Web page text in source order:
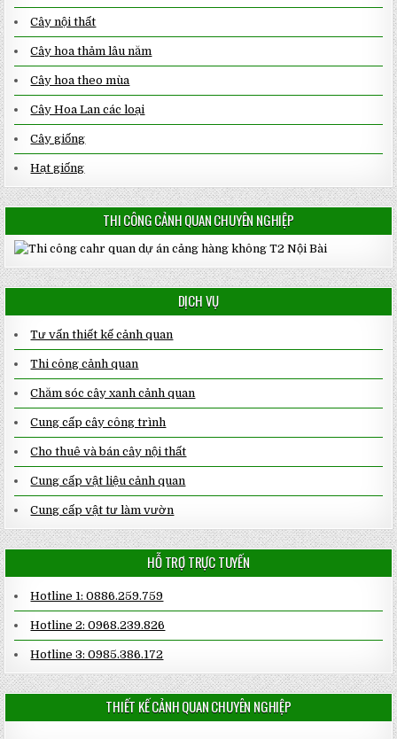
Cây nội thất
Cây hoa thảm lâu năm
Cây hoa theo mùa
Cây Hoa Lan các loại
Cây giống
Hạt giống
THI CÔNG CẢNH QUAN CHUYÊN NGHIỆP
DỊCH VỤ
Tư vấn thiết kế cảnh quan
Thi công cảnh quan
Chăm sóc cây xanh cảnh quan
Cung cấp cây công trình
Cho thuê và bán cây nội thất
Cung cấp vật liệu cảnh quan
Cung cấp vật tư làm vườn
HỖ TRỢ TRỰC TUYẾN
Hotline 1: 0886.259.759
Hotline 2: 0968.239.826
Hotline 3: 0985.386.172
THIẾT KẾ CẢNH QUAN CHUYÊN NGHIỆP